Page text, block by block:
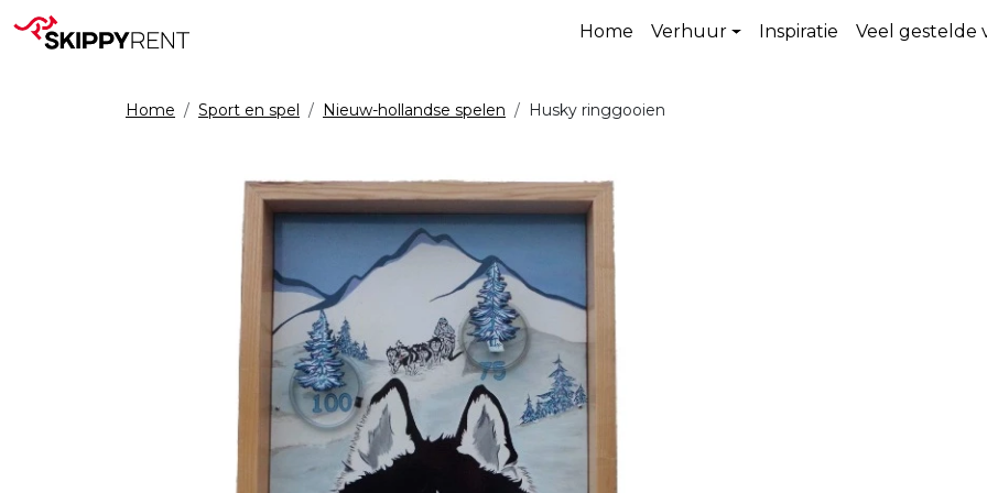
Home Verhuur Inspiratie Veel gestelde
Home Sport en spel Nieuw-hollandse spelen Husky ringgooien